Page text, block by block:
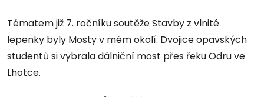
Tématem již 7. ročníku soutěže Stavby z vlnité
lepenky byly Mosty v mém okolí. Dvojice opavských
studentů si vybrala dálniční most přes řeku Odru ve
Lhotce.